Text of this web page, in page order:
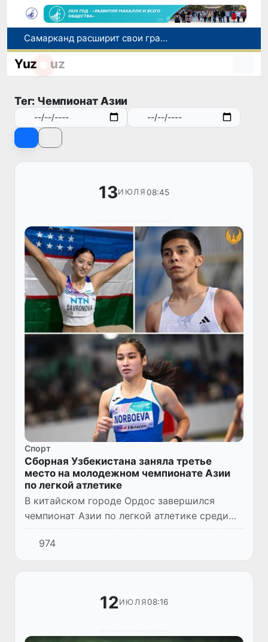
Самарканд расширит свои границы и приблизится к статусу города-миллионника
С 1 сентября пассажиры должны будут оплачивать проезд сразу при посадке в автобус
В Хорватии при столкновении грузового и пассажирского поездов пострадали 24 человека
Yuz uz
Тег: Чемпионат Азии
13ИЮЛЯ 08:45
Спорт
Сборная Узбекистана заняла третье
место на молодежном чемпионате Азии
по легкой атлетике
В китайском городе Ордос завершился
чемпионат Азии по легкой атлетике среди
спортсменов до 23 лет. В заключительный
день соревнований сборная Узбекистана
завоевала две золотые и од...
974
12ИЮЛЯ08:16